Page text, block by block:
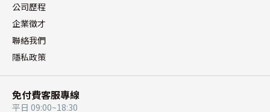
公司歷程
企業徵才
聯絡我們
隱私政策
免付費客服專線
平日 09:00~18:30